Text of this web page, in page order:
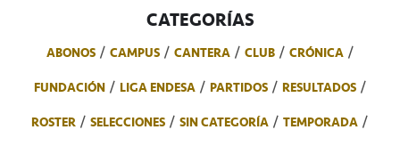
CATEGORÍAS
ABONOS CAMPUS CANTERA CLUB
CRÓNICA
FUNDACIÓN
LIGA ENDESA PARTIDOS
RESULTADOS
ROSTER
SELECCIONES SIN CATEGORÍA
TEMPORADA